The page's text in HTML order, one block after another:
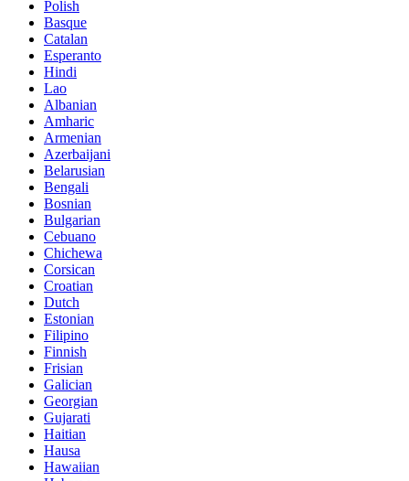
Polish
Basque
Catalan
Esperanto
Hindi
Lao
Albanian
Amharic
Armenian
Azerbaijani
Belarusian
Bengali
Bosnian
Bulgarian
Cebuano
Chichewa
Corsican
Croatian
Dutch
Estonian
Filipino
Finnish
Frisian
Galician
Georgian
Gujarati
Haitian
Hausa
Hawaiian